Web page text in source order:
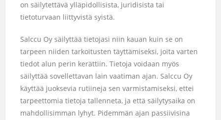
on säilytettävä ylläpidollisista, juridisista tai
tietoturvaan liittyvistä syistä.
Salccu Oy säilyttää tietojasi niin kauan kuin se on
tarpeen niiden tarkoitusten täyttämiseksi, joita varten
tiedot alun perin kerättiin. Tietoja voidaan myös
säilyttää sovellettavan lain vaatiman ajan. Salccu Oy
käyttää juoksevia rutiineja sen varmistamiseksi, ettei
tarpeettomia tietoja tallenneta, ja että säilytysaika on
mahdollisimman lyhyt. Pidemmän ajan passiivisina